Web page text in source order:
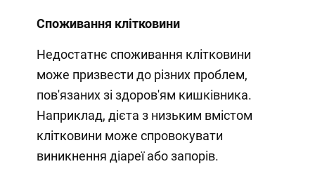
Споживання клітковини
Недостатнє споживання клітковини
може призвести до різних проблем,
пов'язаних зі здоров'ям кишківника.
Наприклад, дієта з низьким вмістом
клітковини може спровокувати
виникнення діареї або запорів.